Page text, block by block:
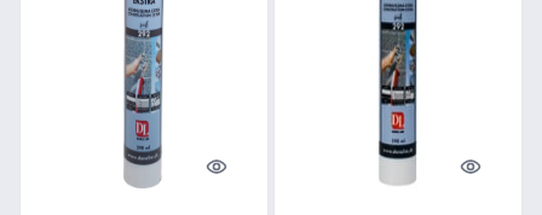
Quick look Quick